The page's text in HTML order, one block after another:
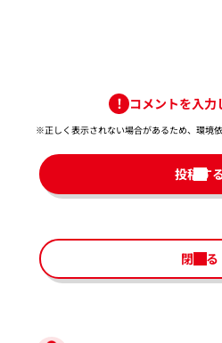
コメントを入力
※正しく表示されない場合があるため、環境
投稿す
閉じる